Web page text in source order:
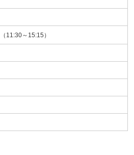
（11:30～15:15）